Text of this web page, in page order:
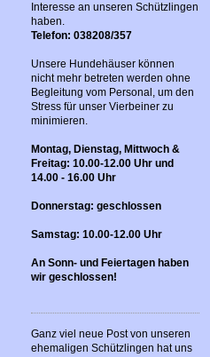
Interesse an unseren Schützlingen
haben.
Telefon: 038208/357
Unsere Hundehäuser können
nicht mehr betreten werden ohne
Begleitung vom Personal, um den
Stress für unser Vierbeiner zu
minimieren.
Montag, Dienstag, Mittwoch &
Freitag: 10.00-12.00 Uhr und
14.00 - 16.00 Uhr
Donnerstag: geschlossen
Samstag: 10.00-12.00 Uhr
An Sonn- und Feiertagen haben
wir geschlossen!
Ganz viel neue Post von unseren
ehemaligen Schützlingen hat uns